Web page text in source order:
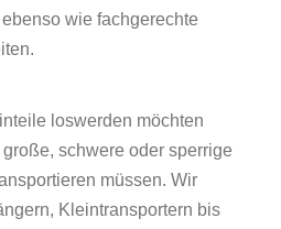
wie fachgerechte
loswerden möchten
schwere oder sperrige
müssen. Wir
Kleintransportern bis